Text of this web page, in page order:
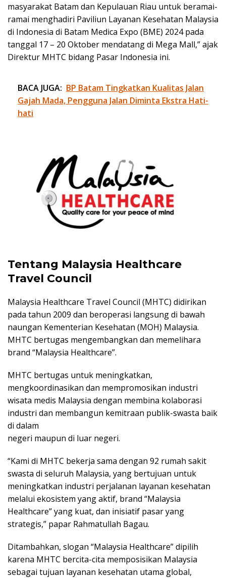
masyarakat Batam dan Kepulauan Riau untuk beramai-
ramai menghadiri Paviliun Layanan Kesehatan Malaysia
di Indonesia di Batam Medica Expo (BME) 2024 pada
tanggal 17 – 20 Oktober mendatang di Mega Mall,” ajak
Direktur MHTC bidang Pasar Indonesia ini.
BACA JUGA: BP Batam Tingkatkan Kualitas Jalan
Gajah Mada, Pengguna Jalan Diminta Ekstra Hati-
hati
Tentang Malaysia Healthcare
Travel Council
Malaysia Healthcare Travel Council (MHTC) didirikan
pada tahun 2009 dan beroperasi langsung di bawah
naungan Kementerian Kesehatan (MOH) Malaysia.
MHTC bertugas mengembangkan dan memelihara
brand “Malaysia Healthcare”.
MHTC bertugas untuk meningkatkan,
mengkoordinasikan dan mempromosikan industri
wisata medis Malaysia dengan membina kolaborasi
industri dan membangun kemitraan publik-swasta baik
di dalam
negeri maupun di luar negeri.
“Kami di MHTC bekerja sama dengan 92 rumah sakit
swasta di seluruh Malaysia, yang bertujuan untuk
meningkatkan industri perjalanan layanan kesehatan
melalui ekosistem yang aktif, brand “Malaysia
Healthcare” yang kuat, dan inisiatif pasar yang
strategis,” papar Rahmatullah Bagau.
Ditambahkan, slogan “Malaysia Healthcare” dipilih
karena MHTC bercita-cita memposisikan Malaysia
sebagai tujuan layanan kesehatan utama global,